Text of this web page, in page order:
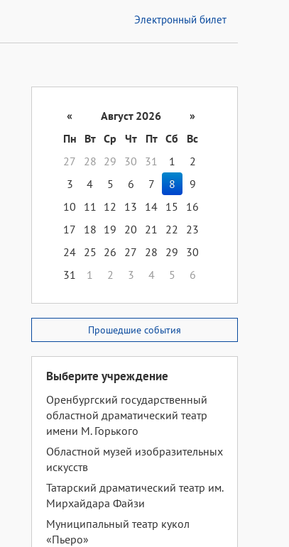
Электронный билет
« Август 2026
»
Пн
Вт Ср Чт Пт Сб
Вс
27
28 29 30 31 1
2
3
4 5 6 7 8
9
10
11 12 13 14 15
16
17
18 19 20 21 22
23
24 25 26 27 28 29
30
31
1 2 3 4 5 6
Прошедшие события
Выберите учреждение
Оренбургский государственный
областной драматический театр
имени М. Горького
Областной музей изобразительных
искусств
Татарский драматический театр им.
Мирхайдара Файзи
Муниципальный театр кукол
«Пьеро»